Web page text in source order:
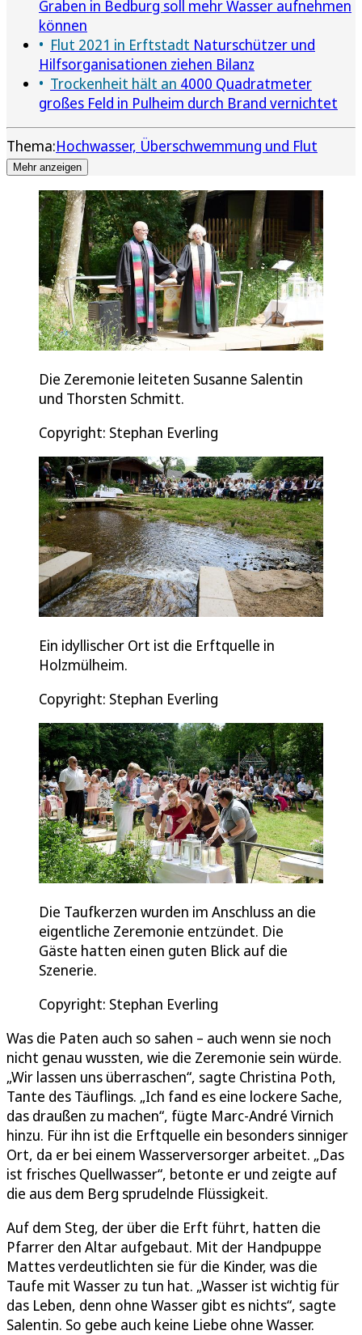
Graben in Bedburg soll mehr Wasser aufnehmen
können
Flut 2021 in Erftstadt Naturschützer und
Hilfsorganisationen ziehen Bilanz
Trockenheit hält an 4000 Quadratmeter
großes Feld in Pulheim durch Brand vernichtet
Thema:Hochwasser, Überschwemmung und Flut
Mehr anzeigen
Die Zeremonie leiteten Susanne Salentin
und Thorsten Schmitt.
Copyright: Stephan Everling
Ein idyllischer Ort ist die Erftquelle in
Holzmülheim.
Copyright: Stephan Everling
Die Taufkerzen wurden im Anschluss an die
eigentliche Zeremonie entzündet. Die
Gäste hatten einen guten Blick auf die
Szenerie.
Copyright: Stephan Everling
Was die Paten auch so sahen – auch wenn sie noch
nicht genau wussten, wie die Zeremonie sein würde.
„Wir lassen uns überraschen“, sagte Christina Poth,
Tante des Täuflings. „Ich fand es eine lockere Sache,
das draußen zu machen“, fügte Marc-André Virnich
hinzu. Für ihn ist die Erftquelle ein besonders sinniger
Ort, da er bei einem Wasserversorger arbeitet. „Das
ist frisches Quellwasser“, betonte er und zeigte auf
die aus dem Berg sprudelnde Flüssigkeit.
Auf dem Steg, der über die Erft führt, hatten die
Pfarrer den Altar aufgebaut. Mit der Handpuppe
Mattes verdeutlichten sie für die Kinder, was die
Taufe mit Wasser zu tun hat. „Wasser ist wichtig für
das Leben, denn ohne Wasser gibt es nichts“, sagte
Salentin. So gebe auch keine Liebe ohne Wasser.